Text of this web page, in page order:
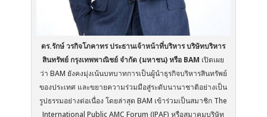
ดร.รักษ์ วรกิจโภคาทร ประธานเจ้าหน้าที่บริหาร บริษัทบริหาร
สินทรัพย์ กรุงเทพพาณิชย์ จำกัด (มหาชน) หรือ BAM เปิดเผย
ว่า BAM ยังคงมุ่งเน้นบทบาทการเป็นผู้นำธุรกิจบริหารสินทรัพย์
ของประเทศ และขยายความร่วมมือสู่ระดับนานาชาติอย่างเป็น
รูปธรรมอย่างต่อเนื่อง โดยล่าสุด BAM เข้าร่วมเป็นสมาชิก The
International Public AMC Forum (IPAF) หรือสมาคมบริษัท